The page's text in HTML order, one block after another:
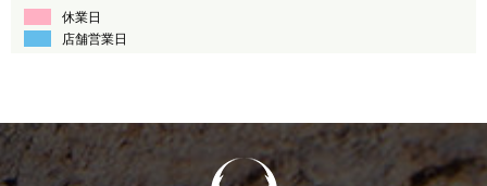
休業日
店舗営業日